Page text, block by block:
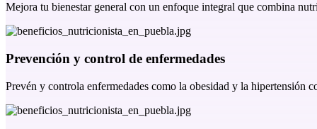
Mejora tu bienestar general con un enfoque integral que combina
Prevención y control de enfermedades
Prevén y controla enfermedades como la obesidad y la hipertensión